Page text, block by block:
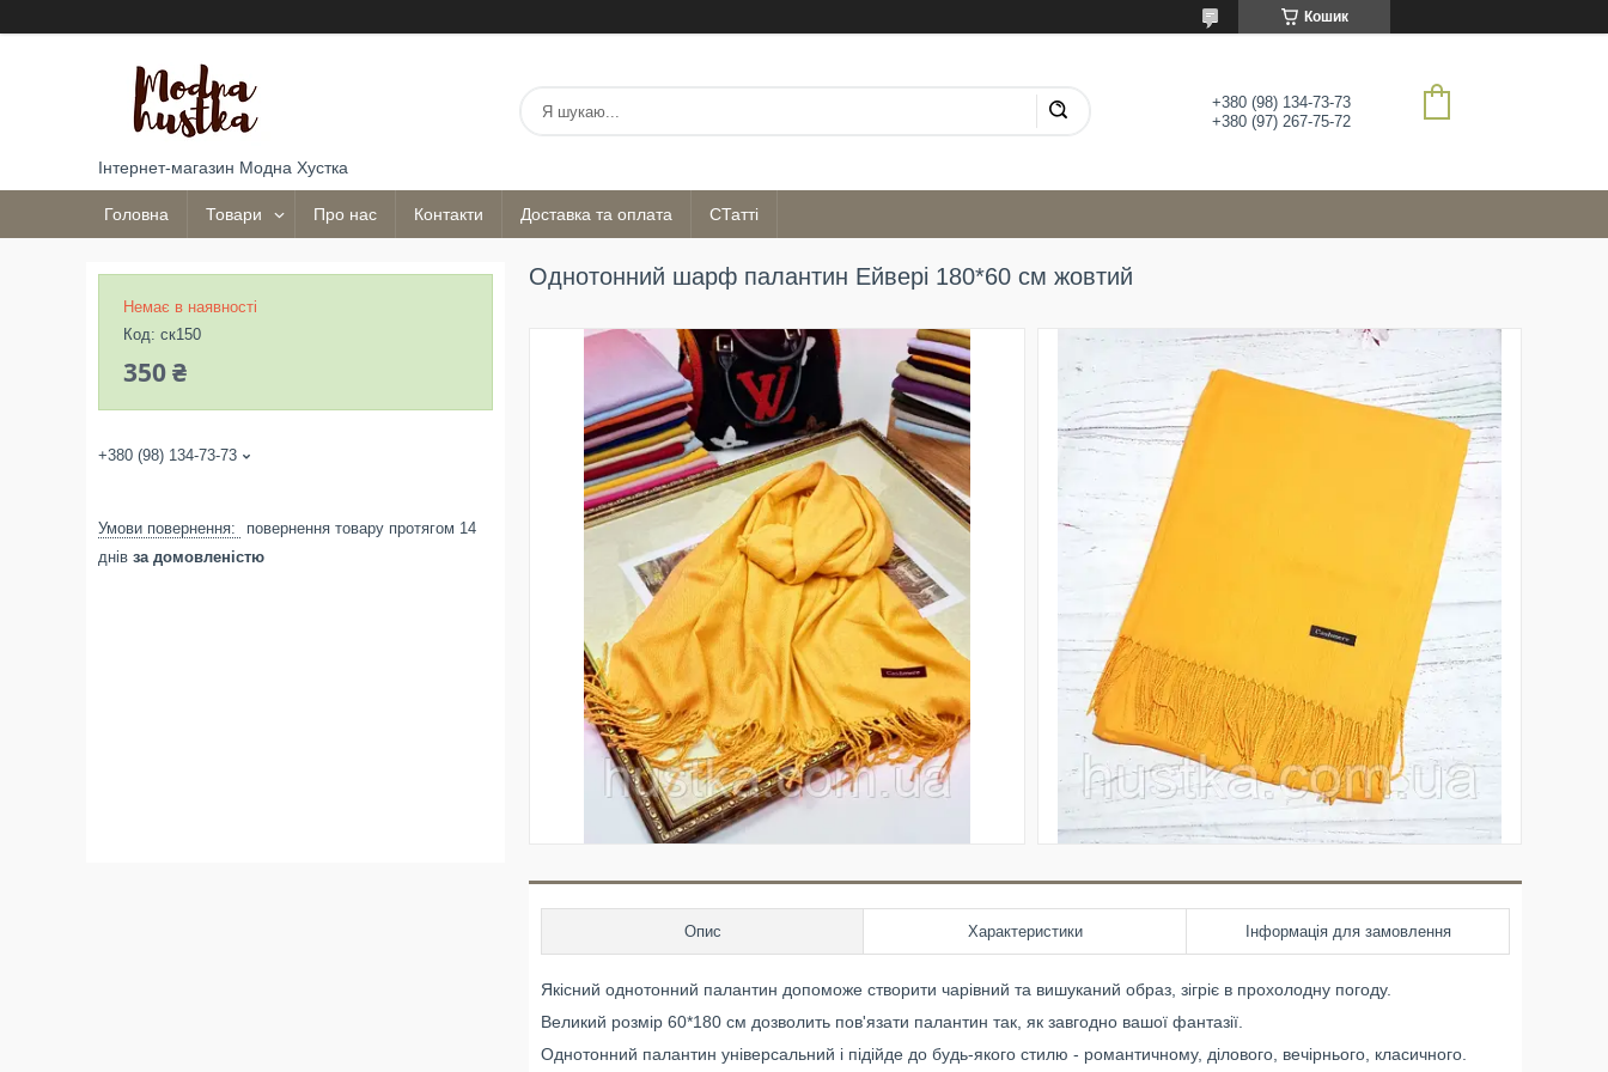
Кошик
Інтернет-магазин Модна Хустка
+380 (98) 134-73-73
+380 (97) 267-75-72
Головна Товари Про нас Контакти Доставка та оплата СТатті
Однотонний шарф палантин Ейвері 180*60 см жовтий
Опис Характеристики Інформація для замовлення
Якісний однотонний палантин допоможе створити чарівний та вишуканий образ, зігріє в прохолодну погоду.
Великий розмір 60*180 см дозволить пов'язати палантин так, як завгодно вашої фантазії.
Однотонний палантин універсальний і підійде до будь-якого стилю - романтичному, ділового, вечірнього, класичного.
Немає в наявності
Код: ск150
350 ₴
+380 (98) 134-73-73
повернення товару протягом 14
днів за домовленістю